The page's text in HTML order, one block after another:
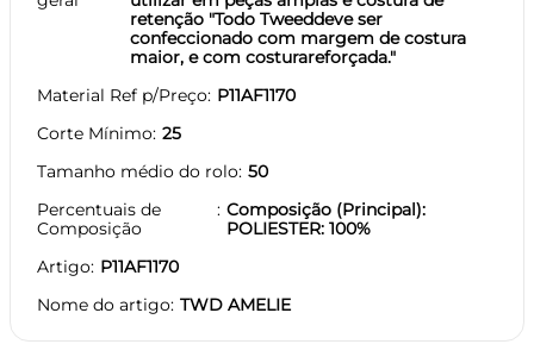
retenção "Todo Tweeddeve ser
confeccionado com margem de costura
maior, e com costurareforçada."
Material Ref p/Preço P11AF1170
Corte Mínimo 25
Tamanho médio do rolo 50
Percentuais de
Composição
Composição (Principal):
POLIESTER: 100%
Artigo P11AF1170
Nome do artigo TWD AMELIE